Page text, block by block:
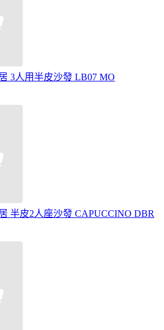
3人用半皮沙發 LB07 MO
半皮2人座沙發 CAPUCCINO DBR